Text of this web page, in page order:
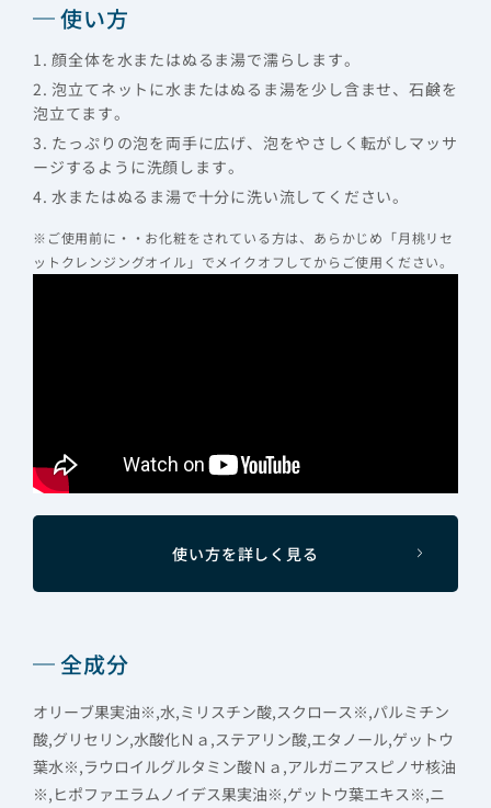
使い方
1. 顔全体を水またはぬるま湯で濡らします。
2. 泡立てネットに水またはぬるま湯を少し含ませ、石鹸を
泡立てます。
3. たっぷりの泡を両手に広げ、泡をやさしく転がしマッサ
ージするように洗顔します。
4. 水またはぬるま湯で十分に洗い流してください。
※ご使用前に・・お化粧をされている方は、あらかじめ「月桃リセ
ットクレンジングオイル」でメイクオフしてからご使用ください。
使い方を詳しく見る
全成分
オリーブ果実油※,水,ミリスチン酸,スクロース※,パルミチン
酸,グリセリン,水酸化Ｎａ,ステアリン酸,エタノール,ゲットウ
葉水※,ラウロイルグルタミン酸Ｎａ,アルガニアスピノサ核油
※,ヒポファエラムノイデス果実油※,ゲットウ葉エキス※,ニ